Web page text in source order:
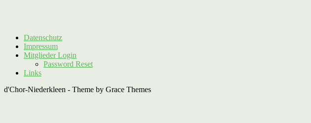
Datenschutz
Impressum
Mitglieder Login
Password Reset
Links
d'Chor-Niederkleen - Theme by Grace Themes